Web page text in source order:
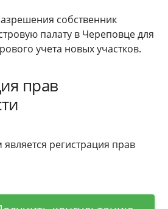
собственник
палату в Череповце для
учета новых участков.
прав
регистрация прав